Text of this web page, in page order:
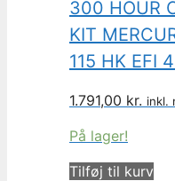
300 HOUR
KIT
115 HK EFI
1.791,00 kr. inkl.
På lager!
Tilføj til kurv